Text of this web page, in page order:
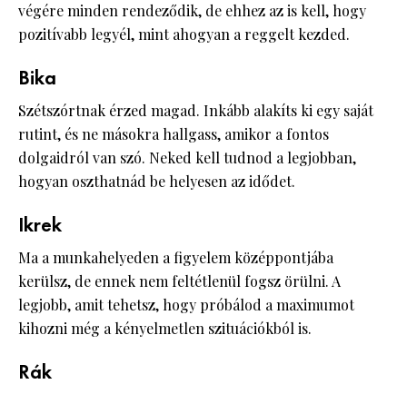
végére minden rendeződik, de ehhez az is kell, hogy
pozitívabb legyél, mint ahogyan a reggelt kezded.
Bika
Szétszórtnak érzed magad. Inkább alakíts ki egy saját
rutint, és ne másokra hallgass, amikor a fontos
dolgaidról van szó. Neked kell tudnod a legjobban,
hogyan oszthatnád be helyesen az idődet.
Ikrek
Ma a munkahelyeden a figyelem középpontjába
kerülsz, de ennek nem feltétlenül fogsz örülni. A
legjobb, amit tehetsz, hogy próbálod a maximumot
kihozni még a kényelmetlen szituációkból is.
Rák